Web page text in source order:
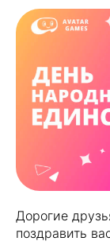
Дорогие
поздравить